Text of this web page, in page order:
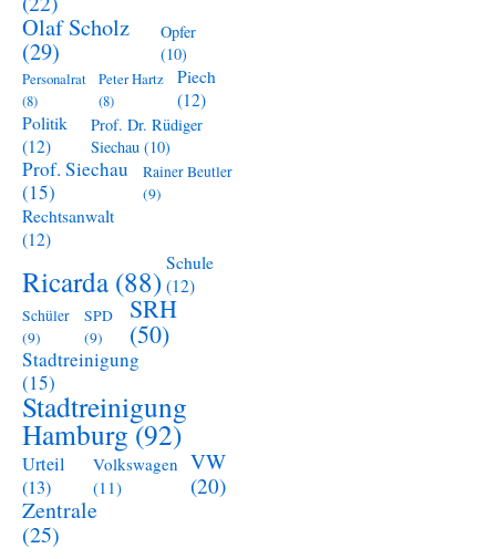
Olaf Scholz
(29)
Opfer
(10)
Personalrat
(8)
Peter Hartz
(8)
Piech
(12)
Politik
(12)
Prof. Dr. Rüdiger
Siechau (10)
Prof. Siechau
(15)
Rainer Beutler
(9)
Rechtsanwalt
(12)
Ricarda (88) Schule
(12)
Schüler
(9)
SPD
(9)
SRH
(50)
Stadtreinigung
(15)
Stadtreinigung
Hamburg(92)
Urteil
(13)
Volkswagen
(11)
VW
(20)
Zentrale
(25)